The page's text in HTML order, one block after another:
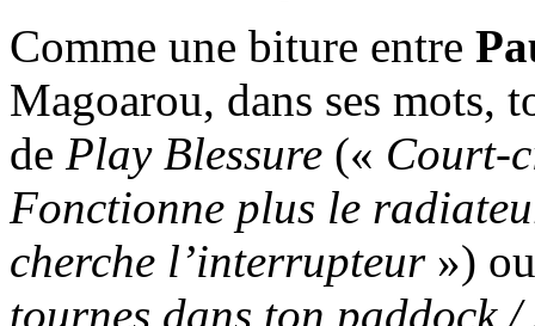
Comme une biture entre
Magoarou, dans ses mots,
de Play Blessure (« Court-
Fonctionne plus le
cherche l’interrupteur»)
tournes dans ton paddock